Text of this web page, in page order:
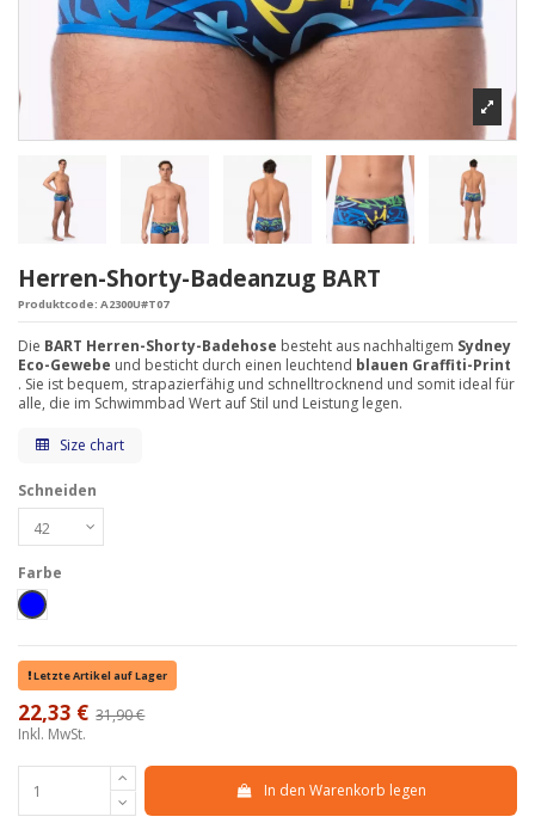
Herren-Shorty-Badeanzug BART
Produktcode: A2300U#T07
Die BART Herren-Shorty-Badehose besteht aus nachhaltigem Sydney
Eco-Gewebe und besticht durch einen leuchtend blauen Graffiti-Print
. Sie ist bequem, strapazierfähig und schnelltrocknend und somit ideal für
alle, die im Schwimmbad Wert auf Stil und Leistung legen.
Size chart
Schneiden
Farbe
Blu
Letzte Artikel auf Lager
22,33 € 31,90 €
Inkl. MwSt.
In den Warenkorb legen